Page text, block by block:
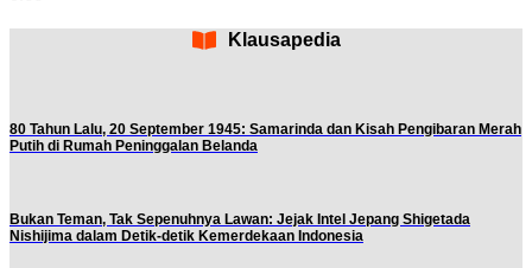
Klausapedia
80 Tahun Lalu, 20 September 1945: Samarinda dan Kisah Pengibaran Merah
Putih di Rumah Peninggalan Belanda
Bukan Teman, Tak Sepenuhnya Lawan: Jejak Intel Jepang Shigetada
Nishijima dalam Detik-detik Kemerdekaan Indonesia